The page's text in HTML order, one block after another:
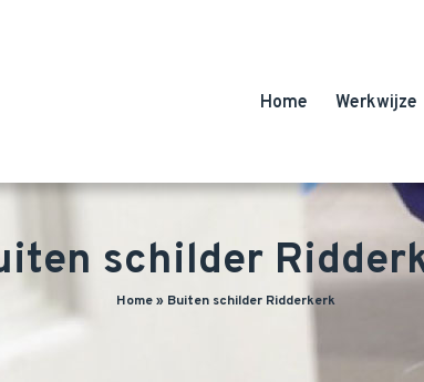
Home Werkwijze
schilder
Home» Buiten schilder Ridderkerk